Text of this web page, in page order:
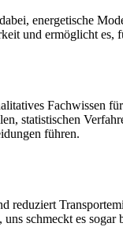
energetische
und ermöglicht
Fachwissen
statistischen
führen.
schmeckt es sogar